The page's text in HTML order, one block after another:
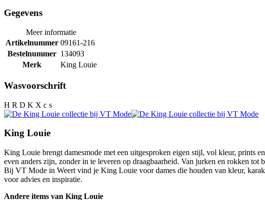
Gegevens
Meer informatie
Artikelnummer 09161-216
Bestelnummer 134093
Merk
King Louie
Wasvoorschrift
H R D K X c s
King Louie
King Louie brengt damesmode met een uitgesproken eigen stijl, vol kleur, prints
even anders zijn, zonder in te leveren op draagbaarheid. Van jurken en rokken
Bij VT Mode in Weert vind je King Louie voor dames die houden van kleur,
voor advies en inspiratie.
Andere items van King Louie